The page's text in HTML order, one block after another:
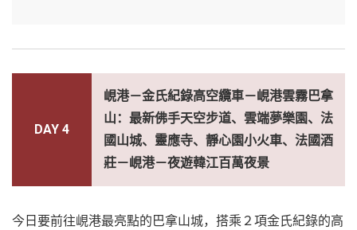
DAY 4
峴港－金氏紀錄高空纜車－峴港雲霧巴拿
山：最新佛手天空步道、雲端夢樂園、法
國山城、靈應寺、靜心園小火車、法國酒
莊－峴港－夜遊韓江百萬夜景
今日要前往峴港最亮點的巴拿山城，搭乘２項金氏紀錄的高